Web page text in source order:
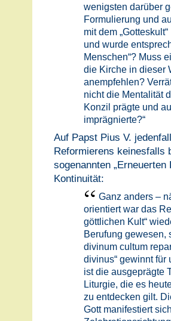
wenigsten darüber
Formulierung und
mit dem
und wurde
Menschen“? Muss
die Kirche in dieser
anempfehlen?
nicht die Mentalität
Konzil prägte und
imprägnierte?“
Auf Papst Pius V.
Reformierens keinesfalls
sogenannten
Kontinuität:
Ganz anders –
orientiert war das
göttlichen Kult“
Berufung gewesen,
divinum cultum
divinus“ gewinnt für
ist die ausgeprägte
Liturgie, die es
zu entdecken gilt.
Gott manifestiert